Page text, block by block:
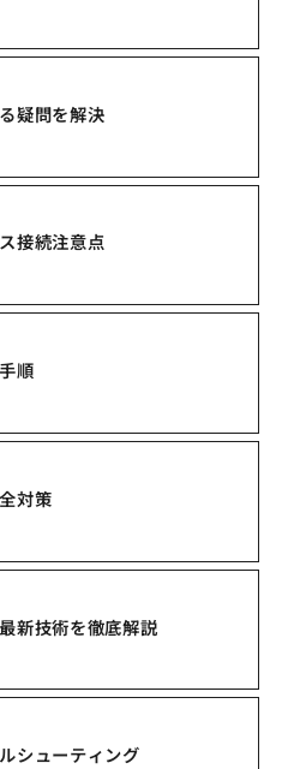
疑問を解決
接続注意点
順
対策
新技術を徹底解説
シューティング